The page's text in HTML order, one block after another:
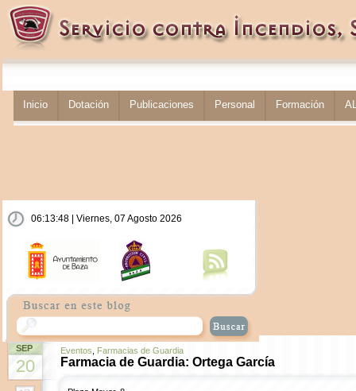
Inicio Dotación Publicaciones Personal Formación
06:13:49 | Viernes, 07 Agosto 2026
SEP
20
Eventos Farmacias de Guardia
Farmacia de Guardia: Ortega García